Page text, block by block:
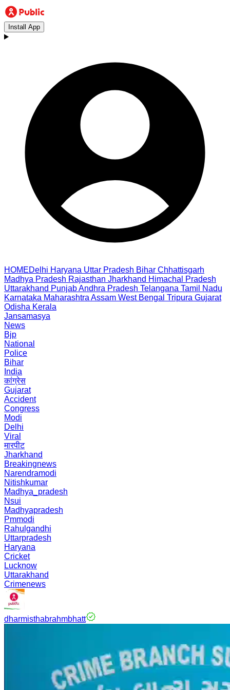
Install App
HOMEDelhi Haryana Uttar Pradesh Bihar Chhattisgarh
Madhya Pradesh Rajasthan Jharkhand Himachal Pradesh
Uttarakhand PunjabAndhra Pradesh Telangana Tamil Nadu
Karnataka Maharashtra Assam West Bengal Tripura Gujarat
Odisha Kerala
Jansamasya
News
Bjp
National
Police
Bihar
India
कांग्रेस
Gujarat
Accident
Congress
Modi
Delhi
Viral
मारपीट
Jharkhand
Breakingnews
Narendramodi
Nitishkumar
Madhya_pradesh
Nsui
Madhyapradesh
Pmmodi
Rahulgandhi
Uttarpradesh
Haryana
Cricket
Lucknow
Uttarakhand
Crimenews
dharmisthabrahmbhatt